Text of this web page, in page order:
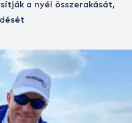
a nyél összerakását,